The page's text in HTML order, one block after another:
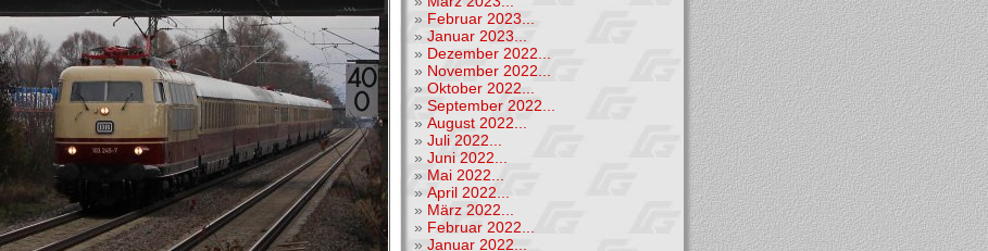
» Februar 2023...
» Januar 2023...
» Dezember 2022...
» November 2022...
» Oktober 2022...
» September 2022...
» August 2022...
» Juli 2022...
» Juni 2022...
» Mai 2022...
» April 2022...
» März 2022...
» Februar 2022...
» Januar 2022...